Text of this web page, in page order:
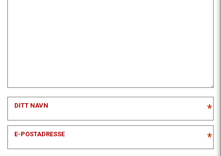
DITT NAVN *
E-POSTADRESSE *